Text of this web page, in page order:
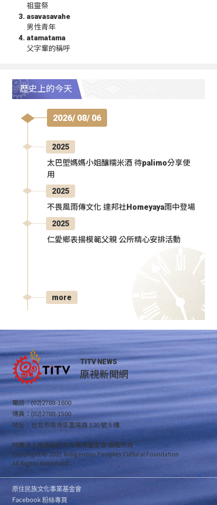
祖靈祭
asavasavahe
男性青年
atamatama
父字輩的稱呼
歷史上的今天
2026/ 08/ 06
2025
太巴塱媽媽小姐釀糯米酒 待palimo分享使
用
2025
不畏風雨傳文化 達邦社Homeyaya雨中登場
2025
仁愛鄉表揚模範父親 公所精心安排活動
more
TITV NEWS
原視新聞網
電話：(02)2788-1600
傳真：(02)2788-1500
地址：台北市南港區重陽路 120 號 5 樓
財團法人原住民族文化事業基金會 版權所有
Copyright © 2021 Indigenous Peoples Cultural Foundation
All Rights Reserved .
原住民族文化事業基金會
Facebook 粉絲專頁